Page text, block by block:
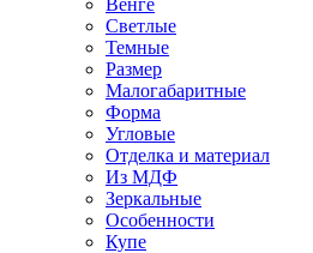
Венге
Светлые
Темные
Размер
Малогабаритные
Форма
Угловые
Отделка и материал
Из МДФ
Зеркальные
Особенности
Купе